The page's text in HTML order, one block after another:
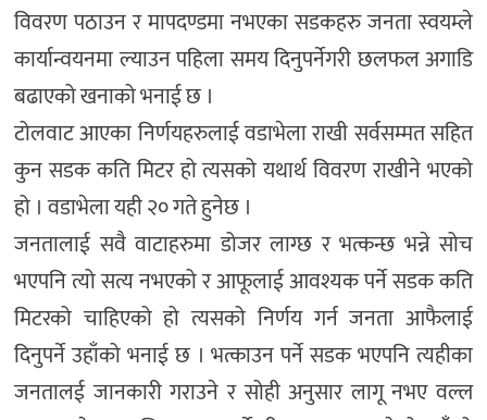
विवरण पठाउन र मापदण्डमा नभएका सडकहरु जनता स्वयम्ले
कार्यान्वयनमा ल्याउन पहिला समय दिनुपर्नेगरी छलफल अगाडि
बढाएको खनाको भनाई छ ।
टोलवाट आएका निर्णयहरुलाई वडाभेला राखी सर्वसम्मत सहित
कुन सडक कति मिटर हो त्यसको यथार्थ विवरण राखीने भएको
हो । वडाभेला यही २० गते हुनेछ ।
जनतालाई सवै वाटाहरुमा डोजर लाग्छ र भत्कन्छ भन्ने सोच
भएपनि त्यो सत्य नभएको र आफूलाई आवश्यक पर्ने सडक कति
मिटरको चाहिएको हो त्यसको निर्णय गर्न जनता आफैलाई
दिनुपर्ने उहाँको भनाई छ । भत्काउन पर्ने सडक भएपनि त्यहीका
जनतालई जानकारी गराउने र सोही अनुसार लागू नभए वल्ल